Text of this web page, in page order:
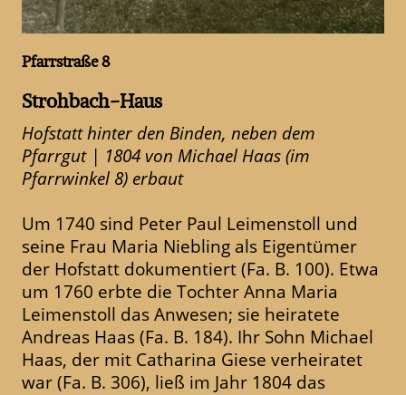
Pfarrstraße 8
Strohbach-Haus
Hofstatt hinter den Binden, neben dem
Pfarrgut | 1804 von Michael Haas (im
Pfarrwinkel 8) erbaut
Um 1740 sind Peter Paul Leimenstoll und
seine Frau Maria Niebling als Eigentümer
der Hofstatt dokumentiert (Fa. B. 100). Etwa
um 1760 erbte die Tochter Anna Maria
Leimenstoll das Anwesen; sie heiratete
Andreas Haas (Fa. B. 184). Ihr Sohn Michael
Haas, der mit Catharina Giese verheiratet
war (Fa. B. 306), ließ im Jahr 1804 das